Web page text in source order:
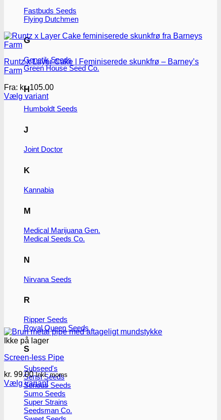
Fastbuds Seeds
Flying Dutchmen
G
Genetik Seeds
Green House Seed Co.
H
Humboldt Seeds
J
Joint Doctor
K
Kannabia
M
Medical Marijuana Gen.
Medical Seeds Co.
N
Nirvana Seeds
R
Ripper Seeds
Royal Queen Seeds
S
Subseed's
Sensi Seeds
Serious Seeds
Sumo Seeds
Super Strains
Seedsman Co.
Runtz x Layer Cake | Feminiserede skunkfrø – Barney’s
Farm
Fra: kr.105.00
Vælg variant
Mulighederne
vælges
Ikke på lager
Screen-less Pipe
kr. 99.00 Inkl. moms
Vælg variant